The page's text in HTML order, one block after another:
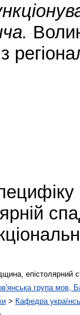
з
епістолярний
група мов,
> Кафедра